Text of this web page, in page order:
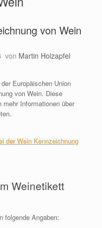
von Wein
von Martin Holzapfel
Europäischen Union
von Wein. Diese
mehr Informationen über
Weinetikett
folgende Angaben: